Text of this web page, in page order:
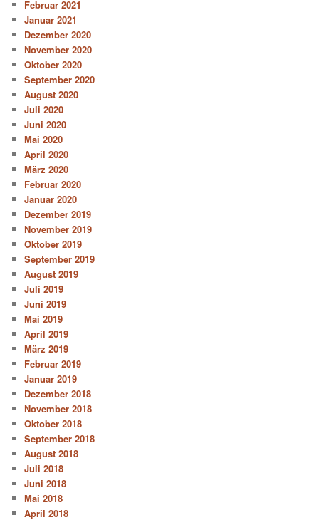
Februar 2021
Januar 2021
Dezember 2020
November 2020
Oktober 2020
September 2020
August 2020
Juli 2020
Juni 2020
Mai 2020
April 2020
März 2020
Februar 2020
Januar 2020
Dezember 2019
November 2019
Oktober 2019
September 2019
August 2019
Juli 2019
Juni 2019
Mai 2019
April 2019
März 2019
Februar 2019
Januar 2019
Dezember 2018
November 2018
Oktober 2018
September 2018
August 2018
Juli 2018
Juni 2018
Mai 2018
April 2018